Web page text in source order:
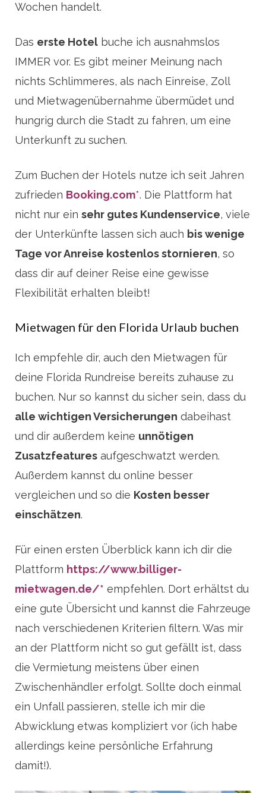
Wochen handelt.
Das erste Hotel buche ich ausnahmslos
IMMER vor. Es gibt meiner Meinung nach
nichts Schlimmeres, als nach Einreise, Zoll
und Mietwagenübernahme übermüdet und
hungrig durch die Stadt zu fahren, um eine
Unterkunft zu suchen.
Zum Buchen der Hotels nutze ich seit Jahren
zufrieden Booking.com*. Die Plattform hat
nicht nur ein sehr gutes Kundenservice, viele
der Unterkünfte lassen sich auch bis wenige
Tage vor Anreise kostenlos stornieren, so
dass dir auf deiner Reise eine gewisse
Flexibilität erhalten bleibt!
Mietwagen für den Florida Urlaub buchen
Ich empfehle dir, auch den Mietwagen für
deine Florida Rundreise bereits zuhause zu
buchen. Nur so kannst du sicher sein, dass du
alle wichtigen Versicherungen dabeihast
und dir außerdem keine unnötigen
Zusatzfeatures aufgeschwatzt werden.
Außerdem kannst du online besser
vergleichen und so die Kosten besser
einschätzen.
Für einen ersten Überblick kann ich dir die
Plattform https://www.billiger-
mietwagen.de/* empfehlen. Dort erhältst du
eine gute Übersicht und kannst die Fahrzeuge
nach verschiedenen Kriterien filtern. Was mir
an der Plattform nicht so gut gefällt ist, dass
die Vermietung meistens über einen
Zwischenhändler erfolgt. Sollte doch einmal
ein Unfall passieren, stelle ich mir die
Abwicklung etwas kompliziert vor (ich habe
allerdings keine persönliche Erfahrung
damit!).